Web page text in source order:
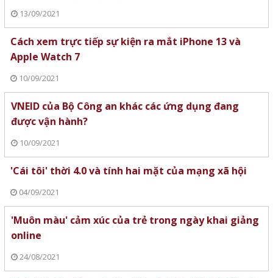
13/09/2021
Cách xem trực tiếp sự kiện ra mắt iPhone 13 và
Apple Watch 7
10/09/2021
VNEID của Bộ Công an khác các ứng dụng đang
được vận hành?
10/09/2021
'Cái tôi' thời 4.0 và tính hai mặt của mạng xã hội
04/09/2021
'Muôn màu' cảm xúc của trẻ trong ngày khai giảng
online
24/08/2021